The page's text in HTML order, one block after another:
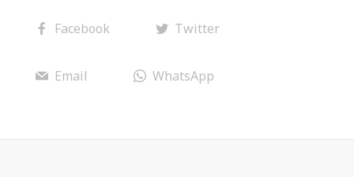
Facebook Twitter
Email WhatsApp